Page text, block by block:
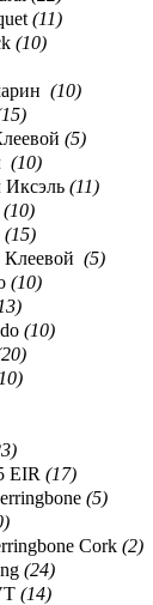
(11)
(10)
(10)
15)
(5)
(10)
(11)
(10)
(15)
(5)
(10)
)
(10)
20)
)
)
EIR (17)
(5)
)
Cork (2)
(24)
(14)